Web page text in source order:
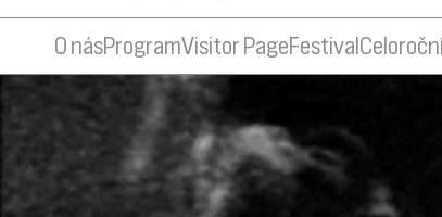
O násProgramVisitor PageFestival